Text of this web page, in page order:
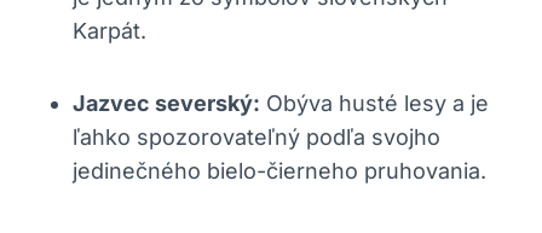
Karpát.
Jazvec severský: Obýva husté lesy a je
ľahko spozorovateľný podľa svojho
jedinečného bielo-čierneho pruhovania.